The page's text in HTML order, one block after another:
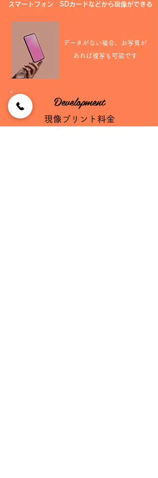
スマートフォン SDカードなどから現像ができる
データがない場合、お写真が
あれば複写も可能です
Development
現像プリント料金